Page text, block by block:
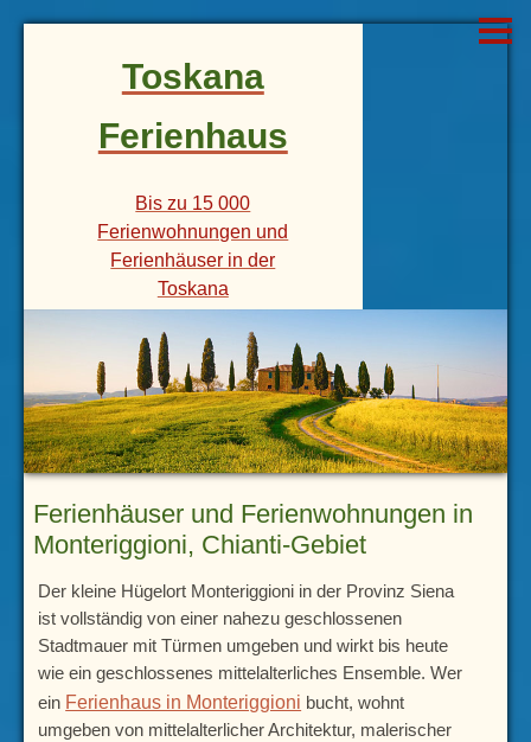
Toskana
Ferienhaus
Bis zu 15 000
Ferienwohnungen und
Ferienhäuser in der
Toskana
Ferienhäuser und Ferienwohnungen in
Monteriggioni, Chianti-Gebiet
Der kleine Hügelort Monteriggioni in der Provinz Siena
ist vollständig von einer nahezu geschlossenen
Stadtmauer mit Türmen umgeben und wirkt bis heute
wie ein geschlossenes mittelalterliches Ensemble. Wer
ein Ferienhaus in Monteriggioni bucht, wohnt
umgeben von mittelalterlicher Architektur, malerischer